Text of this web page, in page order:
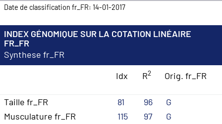
Date de classification fr_FR: 14-01-2017
INDEX GÉNOMIQUE SUR LA COTATION LINÉAIRE
FR_FR
Synthese fr_FR
Idx
R2 Orig. fr_FR
Taille fr_FR 81 96
G
Musculature fr_FR
115 97
G